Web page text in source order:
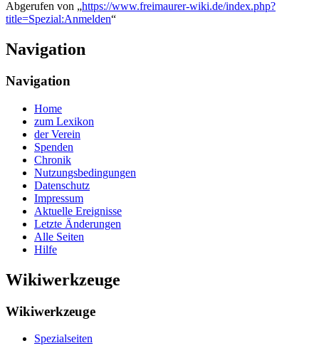
Abgerufen von „https://www.freimaurer-wiki.de/index.php?
title=Spezial:Anmelden“
Navigation
Navigation
Home
zum Lexikon
der Verein
Spenden
Chronik
Nutzungsbedingungen
Datenschutz
Impressum
Aktuelle Ereignisse
Letzte Änderungen
Alle Seiten
Hilfe
Wikiwerkzeuge
Wikiwerkzeuge
Spezialseiten